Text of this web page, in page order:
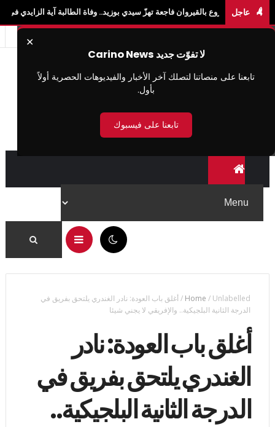
عاجلفاجعة تهزّ سيدي بوزيد.. وفاة الطالبة آية الزايدي في حادث "لواج"
✕
لا تفوّت جديد Carino News
تابعنا على منصاتنا لتصلك آخر الأخبار والفيديوهات الحصرية أولاً
بأول.
تابعنا على فيسبوك
Home / Unlabelled
/ أغلق باب العودة: نادر الغندري يلتحق بفريق في
الدرجة الثانية البلجيكية.. والإفريقي لا يجني شيئا
أغلق باب العودة: نادر
الغندري يلتحق بفريق في
الدرجة الثانية البلجيكية..